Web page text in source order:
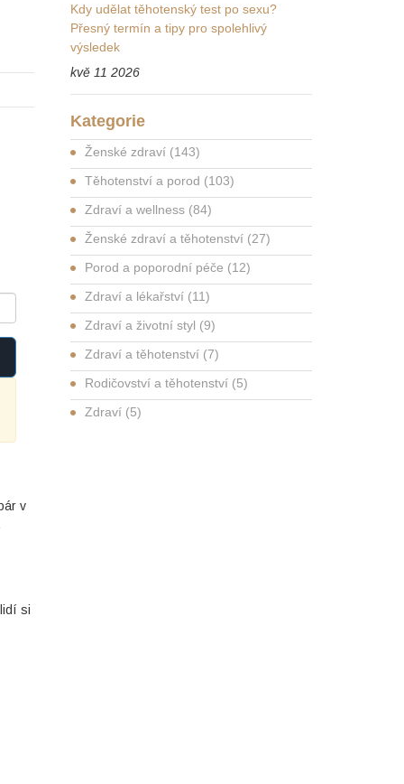
v
si
Kdy udělat těhotenský test po sexu?
Přesný termín a tipy pro spolehlivý
výsledek
kvě 11 2026
Kategorie
Ženské zdraví (143)
Těhotenství a porod (103)
Zdraví a wellness (84)
Ženské zdraví a těhotenství (27)
Porod a poporodní péče (12)
Zdraví a lékařství (11)
Zdraví a životní styl (9)
Zdraví a těhotenství (7)
Rodičovství a těhotenství (5)
Zdraví (5)